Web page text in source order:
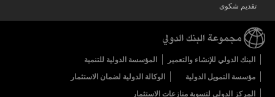
تقديم شكوى
البنك الدولي للإنشاء والتعمير
المؤسسة الدولية للتنمية
مؤسسة التمويل الدولية
الوكالة الدولية لضمان الاستثمار
المركز الدولي لتسوية منازعات الاستثمار